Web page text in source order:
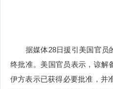
据媒体28日援引美国官员
终批准。美国官员表示，谅解
伊方表示已获得必要批准，并